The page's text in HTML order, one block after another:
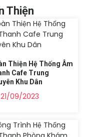
Thiện
Thiện Hệ Thống Âm
Cafe Trung
Khu Dân
21/09/2023